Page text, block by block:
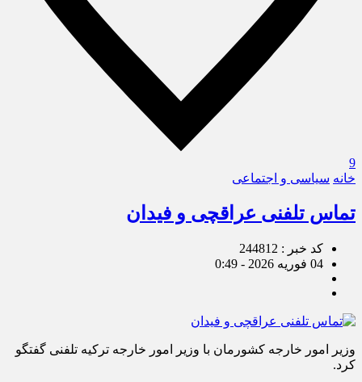
9
خانه سیاسی و اجتماعی
تماس تلفنی عراقچی و فیدان
کد خبر : 244812
04 فوریه 2026 - 0:49
وزیر امور خارجه کشورمان با وزیر امور خارجه ترکیه تلفنی گفتگو
کرد.